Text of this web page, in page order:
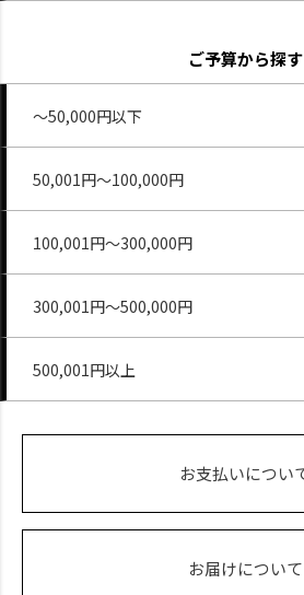
ご予算から探す
～50,000円以下
50,001円～100,000円
100,001円～300,000円
300,001円～500,000円
500,001円以上
お支払いについ
お届けについて